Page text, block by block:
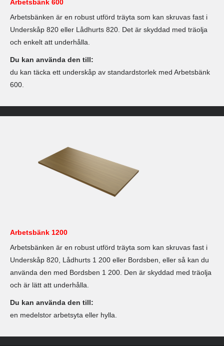
Arbetsbänk 600
Arbetsbänken är en robust utförd träyta som kan skruvas fast i
Underskåp 820 eller Lådhurts 820. Det är skyddad med träolja
och enkelt att underhålla.
Du kan använda den till:
du kan täcka ett underskåp av standardstorlek med Arbetsbänk
600.
Arbetsbänk 1200
Arbetsbänken är en robust utförd träyta som kan skruvas fast i
Underskåp 820, Lådhurts 1 200 eller Bordsben, eller så kan du
använda den med Bordsben 1 200. Den är skyddad med träolja
och är lätt att underhålla.
Du kan använda den till:
en medelstor arbetsyta eller hylla.